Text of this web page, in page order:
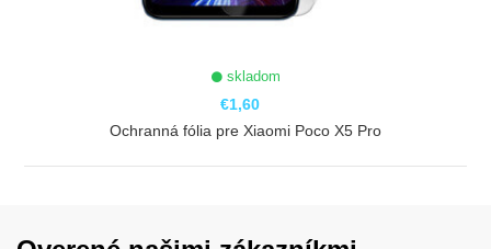
skladom
€1,60
Ochranná fólia pre Xiaomi Poco X5 Pro